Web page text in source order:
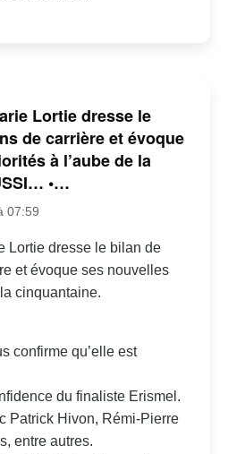
Lortie dresse le
de carrière et évoque
à l’aube de la
•…
07:59
Lortie dresse le bilan de
et évoque ses nouvelles
cinquantaine.
confirme qu’elle est
du finaliste Erismel.
Patrick Hivon, Rémi-Pierre
entre autres.